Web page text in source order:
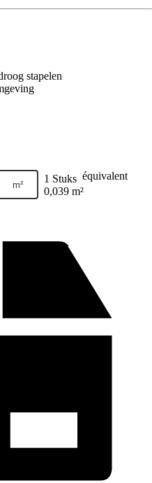
stapelen
m² 1 Stuks équivalent
0,039 m²